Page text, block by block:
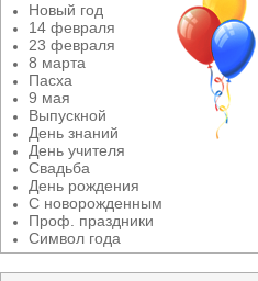
Новый год
14 февраля
23 февраля
8 марта
Пасха
9 мая
Выпускной
День знаний
День учителя
Свадьба
День рождения
С новорожденным
Проф. праздники
Символ года